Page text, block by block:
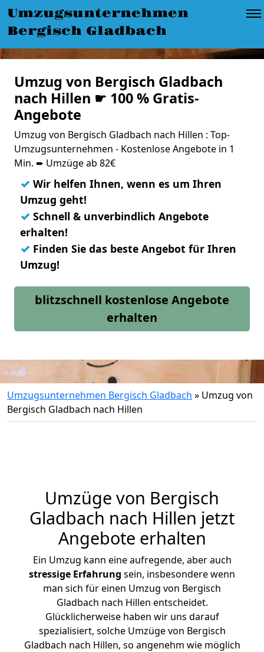
Umzugsunternehmen
Bergisch Gladbach
Umzug von Bergisch Gladbach
nach Hillen ☛ 100 % Gratis-
Angebote
Umzug von Bergisch Gladbach nach Hillen : Top-
Umzugsunternehmen - Kostenlose Angebote in 1
Min. ➨ Umzüge ab 82€
✓ Wir helfen Ihnen, wenn es um Ihren
Umzug geht!
✓ Schnell & unverbindlich Angebote
erhalten!
✓ Finden Sie das beste Angebot für Ihren
Umzug!
blitzschnell kostenlose Angebote
erhalten
Umzugsunternehmen Bergisch Gladbach » Umzug von
Bergisch Gladbach nach Hillen
Umzüge von Bergisch
Gladbach nach Hillen jetzt
Angebote erhalten
Ein Umzug kann eine aufregende, aber auch
stressige Erfahrung sein, insbesondere wenn
man sich für einen Umzug von Bergisch
Gladbach nach Hillen entscheidet.
Glücklicherweise haben wir uns darauf
spezialisiert, solche Umzüge von Bergisch
Gladbach nach Hillen, so angenehm wie möglich